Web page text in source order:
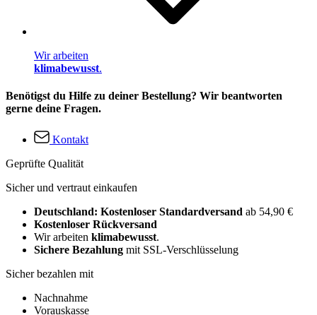
Wir arbeiten
klimabewusst.
Benötigst du Hilfe zu deiner Bestellung? Wir beantworten
gerne deine Fragen.
Kontakt
Geprüfte Qualität
Sicher und vertraut einkaufen
Deutschland: Kostenloser Standardversand ab 54,90 €
Kostenloser Rückversand
Wir arbeiten klimabewusst.
Sichere Bezahlung mit SSL-Verschlüsselung
Sicher bezahlen mit
Nachnahme
Vorauskasse